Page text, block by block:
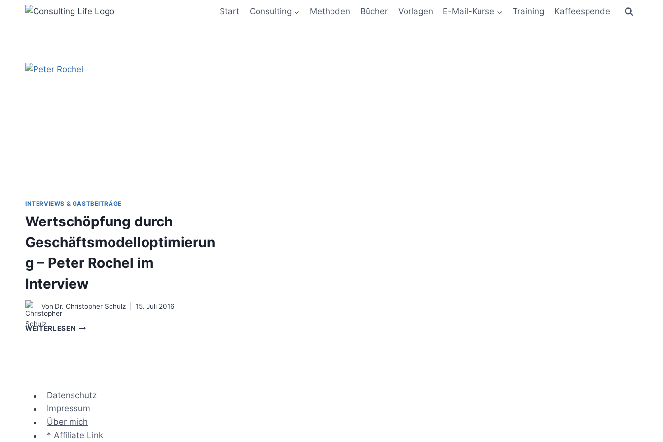
Start Consulting Methoden Bücher Vorlagen E-Mail-Kurse Training Kaffeespende
INTERVIEWS & GASTBEITRÄGE
Wertschöpfung durch
Geschäftsmodelloptimierun
g – Peter Rochel im
Interview
Von Dr. Christopher Schulz 15. Juli 2016
WEITERLESEN WERTSCHÖPFUNG
INTERVIEW
Datenschutz
Impressum
Über mich
* Affiliate Link